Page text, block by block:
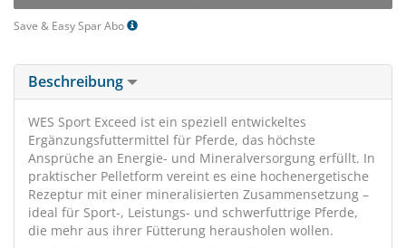
Save & Easy Spar Abo
Beschreibung
WES Sport Exceed ist ein speziell entwickeltes
Ergänzungsfuttermittel für Pferde, das höchste
Ansprüche an Energie- und Mineralversorgung erfüllt. In
praktischer Pelletform vereint es eine hochenergetische
Rezeptur mit einer mineralisierten Zusammensetzung –
ideal für Sport-, Leistungs- und schwerfuttrige Pferde,
die mehr aus ihrer Fütterung herausholen wollen.